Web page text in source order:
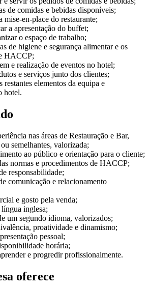
de comidas e bebidas disponíveis;
mise-en-place do restaurante;
a apresentação do buffet;
o espaço de trabalho;
de higiene e segurança alimentar e os
HACCP;
e realização de eventos no hotel;
e serviços junto dos clientes;
restantes elementos da equipa e
hotel.
nas áreas de Restauração e Bar,
semelhantes, valorizada;
ao público e orientação para o cliente;
normas e procedimentos de HACCP;
responsabilidade;
comunicação e relacionamento
e gosto pela venda;
inglesa;
um segundo idioma, valorizados;
proatividade e dinamismo;
pessoal;
horária;
e progredir profissionalmente.
oferece